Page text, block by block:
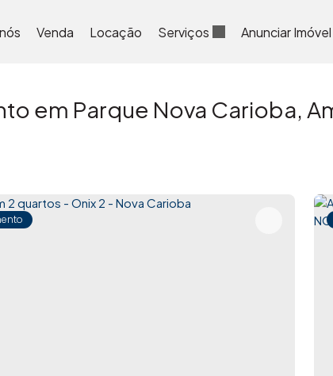
Anunciar Imóvel
Serviços
Locação
Venda
em Parque Nova Carioba,